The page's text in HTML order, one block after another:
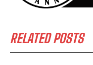
RELATED POSTS